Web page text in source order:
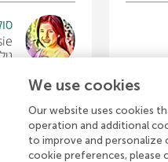
We use cookies
Our website uses cookies
operation and additional
to improve and personalize
cookie preferences, please